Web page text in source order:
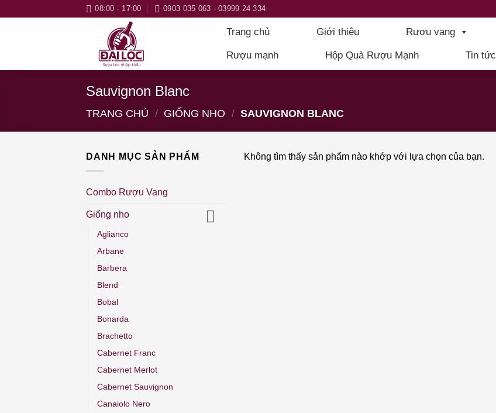
08:00 - 17:00 0903 035 063 - 03999 24 334
Trang chủ Giới thiệu Rượu vang
Rượu mạnh Hộp Quà Rượu Mạnh Tin tức
Sauvignon Blanc
TRANG CHỦ / GIỐNG NHO / SAUVIGNON BLANC
DANH MỤC SẢN PHẨM
Combo Rượu Vang
Giống nho
Aglianco
Arbane
Barbera
Blend
Bobal
Bonarda
Brachetto
Cabernet Franc
Cabernet Merlot
Cabernet Sauvignon
Canaiolo Nero
Không tìm thấy sản phẩm nào khớp với lựa chọn của bạn.